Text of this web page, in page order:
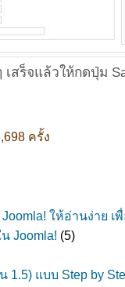
เสร็จแล้วให้กดปุ่ม
ครั้ง
ให้อ่านง่าย เ
Joomla! (5)
1.5) แบบ Step by